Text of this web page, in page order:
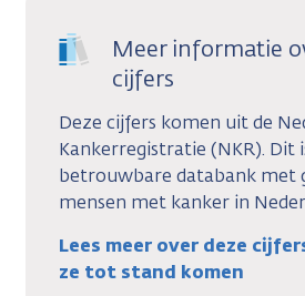
Meer informatie
cijfers
Deze cijfers komen uit de
Kankerregistratie (NKR). Dit
betrouwbare databank met
mensen met kanker in
Lees meer over deze
ze tot stand komen